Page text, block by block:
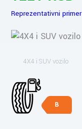
Reprezentativni primer
4X4 i SUV vozilo
B